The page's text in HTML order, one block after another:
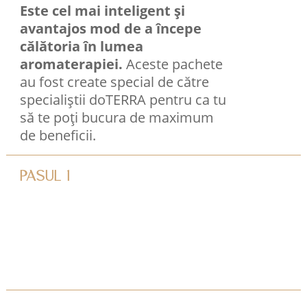
Este cel mai inteligent și
avantajos mod de a începe
călătoria în lumea
aromaterapiei. Aceste pachete
au fost create special de către
specialiștii doTERRA pentru ca tu
să te poți bucura de maximum
de beneficii.
PASUL 1